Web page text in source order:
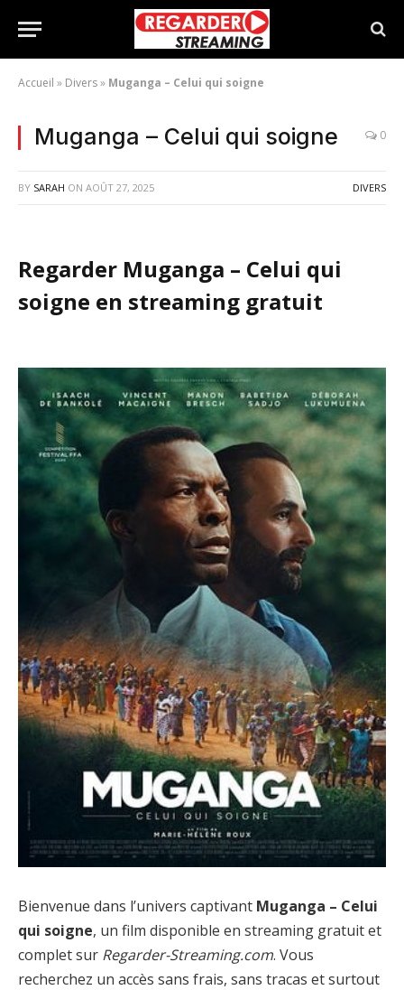
Accueil » Divers» Muganga – Celui qui soigne
Muganga – Celui qui soigne 0
BY SARAH ON AOÛT 27, 2025 DIVERS
Regarder Muganga – Celui qui
soigne en streaming gratuit
Bienvenue dans l’univers captivant Muganga – Celui
qui soigne, un film disponible en streaming gratuit et
complet sur Regarder-Streaming.com. Vous
recherchez un accès sans frais, sans tracas et surtout